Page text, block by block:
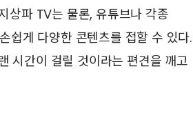
상파 TV는 물론, 유튜브나 각종
쉽게 다양한 콘텐츠를 접할 수 있다.
시간이 걸릴 것이라는 편견을 깨고